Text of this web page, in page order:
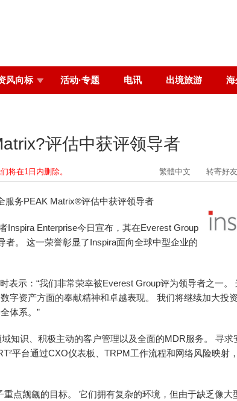
风向标 活动·专题 电讯 出境旅游 海
评估中获评领导者
们将在1日内删除。 繁體中文 转寄好友
服务PEAK Matrix®评估中获评领导者
Inspira Enterprise今日宣布，其在Everest Group
。 这一荣誉彰显了Inspira面向全球中型企业的
表示：“我们非常荣幸被Everest Group评为领导者之一。
字资产方面的奉献精神和卓越表现。 我们将继续加大投
体系。”
知识、积极主动的客户管理以及全面的MDR服务。 寻求
平台通过CXO仪表板、TRPM工作流程和网络风险映射
点觊觎的目标。 它们拥有复杂的环境，但由于缺乏像大